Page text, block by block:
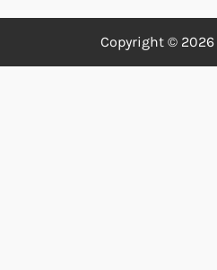
Copyright © 2026